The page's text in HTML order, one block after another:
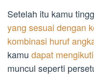
Setelah itu kamu
yang sesuai dengan
kombinasi huruf
kamu dapat
muncul seperti